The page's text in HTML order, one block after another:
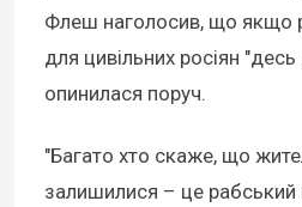
Флеш наголосив, що якщо
для цивільних росіян
опинилася поруч.
"Багато хто скаже, що
залишилися – це рабський